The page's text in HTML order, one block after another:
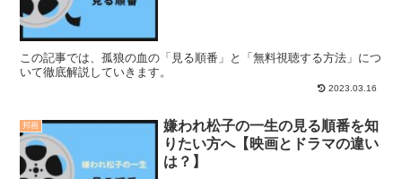
この記事では、孤狼の血の「見る順番」と「無料視聴する方法」につ
いて徹底解説していきます。
2023.03.16
邦画
嫌われ松子の一生の見る順番を知
りたい方へ【映画とドラマの違い
は？】